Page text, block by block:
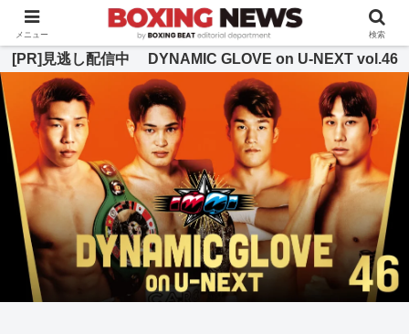
BOXING BEAT [ボクシング・ビート] 公式サイト
[PR]見逃し配信中 DYNAMIC GLOVE on U-NEXT vol.46
メニュー 検索